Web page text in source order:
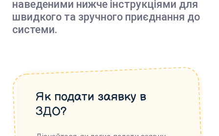
наведеними нижче інструкціями для
швидкого та зручного приєднання до
системи.
Як подати заявку в
ЗДО?